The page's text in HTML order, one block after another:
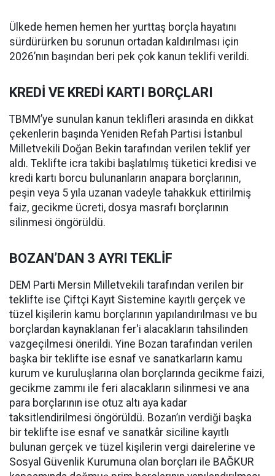
Ülkede hemen hemen her yurttaş borçla hayatını
sürdürürken bu sorunun ortadan kaldırılması için
2026’nın başından beri pek çok kanun teklifi verildi.
KREDİ VE KREDİ KARTI BORÇLARI
TBMM’ye sunulan kanun teklifleri arasında en dikkat
çekenlerin başında Yeniden Refah Partisi İstanbul
Milletvekili Doğan Bekin tarafından verilen teklif yer
aldı. Teklifte icra takibi başlatılmış tüketici kredisi ve
kredi kartı borcu bulunanların anapara borçlarının,
peşin veya 5 yıla uzanan vadeyle tahakkuk ettirilmiş
faiz, gecikme ücreti, dosya masrafı borçlarının
silinmesi öngörüldü.
BOZAN’DAN 3 AYRI TEKLİF
DEM Parti Mersin Milletvekili tarafından verilen bir
teklifte ise Çiftçi Kayıt Sistemine kayıtlı gerçek ve
tüzel kişilerin kamu borçlarının yapılandırılması ve bu
borçlardan kaynaklanan fer'i alacakların tahsilinden
vazgeçilmesi önerildi. Yine Bozan tarafından verilen
başka bir teklifte ise esnaf ve sanatkarların kamu
kurum ve kuruluşlarına olan borçlarında gecikme faizi,
gecikme zammı ile feri alacakların silinmesi ve ana
para borçlarının ise otuz altı aya kadar
taksitlendirilmesi öngörüldü. Bozan’ın verdiği başka
bir teklifte ise esnaf ve sanatkâr siciline kayıtlı
bulunan gerçek ve tüzel kişilerin vergi dairelerine ve
Sosyal Güvenlik Kurumuna olan borçları ile BAĞKUR